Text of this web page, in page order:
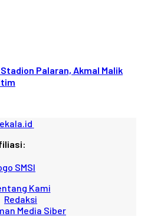
Palaran, Akmal Malik
Kami
Redaksi
Media Siber